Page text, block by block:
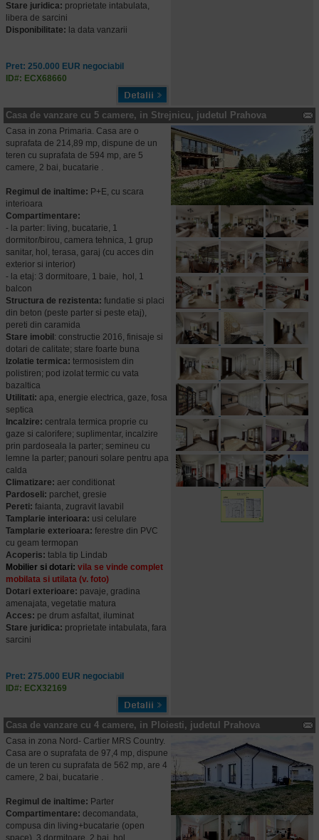
Stare juridica: proprietate intabulata,
libera de sarcini
Disponibilitate: la data vanzarii
Pret: 250.000 EUR negociabil
ID#: ECX68660
Casa de vanzare cu 5 camere, in Strejnicu, judetul Prahova
Casa in zona Primaria. Casa are o
suprafata de 214,89 mp, dispune de un
teren cu suprafata de 594 mp, are 5
camere, 2 bai, bucatarie .
Regimul de inaltime: P+E, cu scara
interioara
Compartimentare:
- la parter: living, bucatarie, 1
dormitor/birou, camera tehnica, 1 grup
sanitar, hol, terasa, garaj (cu acces din
exterior si interior)
- la etaj: 3 dormitoare, 1 baie, hol, 1
balcon
Structura de rezistenta: fundatie si placi
din beton (peste parter si peste etaj),
pereti din caramida
Stare imobil : constructie 2016, finisaje si
dotari de calitate; stare foarte buna
Izolatie termica: termosistem din
polistiren; pod izolat termic cu vata
bazaltica
Utilitati: apa, energie electrica, gaze, fosa
septica
Incalzire: centrala termica proprie cu
gaze si calorifere; suplimentar, incalzire
prin pardoseala la parter; semineu cu
lemne la parter; panouri solare pentru apa
calda
Climatizare: aer conditionat
Pardoseli: parchet, gresie
Pereti: faianta, zugravit lavabil
Tamplarie interioara: usi celulare
Tamplarie exterioara: ferestre din PVC
cu geam termopan
Acoperis: tabla tip Lindab
Mobilier si dotari: vila se vinde complet
mobilata si utilata (v. foto)
Dotari exterioare: pavaje, gradina
amenajata, vegetatie matura
Acces: pe drum asfaltat, iluminat
Stare juridica: proprietate intabulata, fara
sarcini
Pret: 275.000 EUR negociabil
ID#: ECX32169
Casa de vanzare cu 4 camere, in Ploiesti, judetul Prahova
Casa in zona Nord- Cartier MRS Country.
Casa are o suprafata de 97,4 mp, dispune
de un teren cu suprafata de 562 mp, are 4
camere, 2 bai, bucatarie .
Regimul de inaltime: Parter
Compartimentare: decomandata,
compusa din living+bucatarie (open
space), 3 dormitoare, 2 bai, hol